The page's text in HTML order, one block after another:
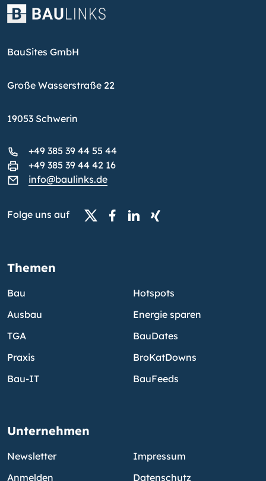
BauSites GmbH
Große Wasserstraße 22
19053 Schwerin
+49 385 39 44 55 44
+49 385 39 44 42 16
info@baulinks.de
Folge uns auf
Themen
Bau
Ausbau
TGA
Praxis
Bau-IT
Hotspots
Energie sparen
BauDates
BroKatDowns
BauFeeds
Unternehmen
Newsletter
Anmelden
Impressum
Datenschutz